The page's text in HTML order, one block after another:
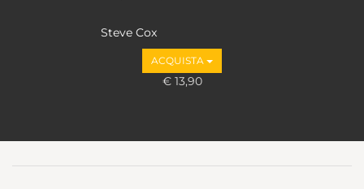
Steve Cox
ACQUISTA
€ 13,90